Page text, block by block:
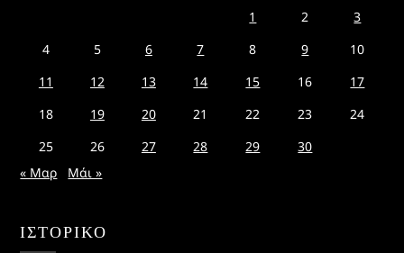
1
2
3
4
5 6 7 8 9
10
11
12 13 14 15 16
17
18
19 20 21 22 23
24
25
26 27 28 29
30
« Μαρ
Μάι »
ΙΣΤΟΡΙΚΌ